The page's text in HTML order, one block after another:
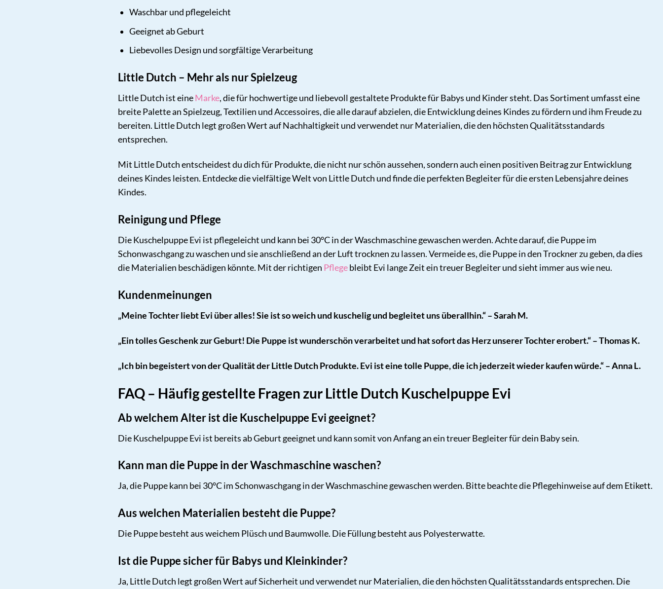
Waschbar und pflegeleicht
Geeignet ab Geburt
Liebevolles Design und sorgfältige Verarbeitung
Little Dutch – Mehr als nur Spielzeug
Little Dutch ist eineMarke, die für hochwertige und liebevoll gestaltete Produkte für Babys und Kinder steht. Das Sortiment umfasst eine
breite Palette an Spielzeug, Textilien und Accessoires, die alle darauf abzielen, die Entwicklung deines Kindes zu fördern und ihm Freude zu
bereiten. Little Dutch legt großen Wert auf Nachhaltigkeit und verwendet nur Materialien, die den höchsten Qualitätsstandards
entsprechen.
Mit Little Dutch entscheidest du dich für Produkte, die nicht nur schön aussehen, sondern auch einen positiven Beitrag zur Entwicklung
deines Kindes leisten. Entdecke die vielfältige Welt von Little Dutch und finde die perfekten Begleiter für die ersten Lebensjahre deines
Kindes.
Reinigung und Pflege
Die Kuschelpuppe Evi ist pflegeleicht und kann bei 30°C in der Waschmaschine gewaschen werden. Achte darauf, die Puppe im
Schonwaschgang zu waschen und sie anschließend an der Luft trocknen zu lassen. Vermeide es, die Puppe in den Trockner zu geben, da dies
die Materialien beschädigen könnte. Mit der richtigen Pflegebleibt Evi lange Zeit ein treuer Begleiter und sieht immer aus wie neu.
Kundenmeinungen
„Meine Tochter liebt Evi über alles! Sie ist so weich und kuschelig und begleitet uns überallhin.“ – Sarah M.
„Ein tolles Geschenk zur Geburt! Die Puppe ist wunderschön verarbeitet und hat sofort das Herz unserer Tochter erobert.“ – Thomas K.
„Ich bin begeistert von der Qualität der Little Dutch Produkte. Evi ist eine tolle Puppe, die ich jederzeit wieder kaufen würde.“ – Anna L.
FAQ – Häufig gestellte Fragen zur Little Dutch Kuschelpuppe Evi
Ab welchem Alter ist die Kuschelpuppe Evi geeignet?
Die Kuschelpuppe Evi ist bereits ab Geburt geeignet und kann somit von Anfang an ein treuer Begleiter für dein Baby sein.
Kann man die Puppe in der Waschmaschine waschen?
Ja, die Puppe kann bei 30°C im Schonwaschgang in der Waschmaschine gewaschen werden. Bitte beachte die Pflegehinweise auf dem Etikett.
Aus welchen Materialien besteht die Puppe?
Die Puppe besteht aus weichem Plüsch und Baumwolle. Die Füllung besteht aus Polyesterwatte.
Ist die Puppe sicher für Babys und Kleinkinder?
Ja, Little Dutch legt großen Wert auf Sicherheit und verwendet nur Materialien, die den höchsten Qualitätsstandards entsprechen. Die